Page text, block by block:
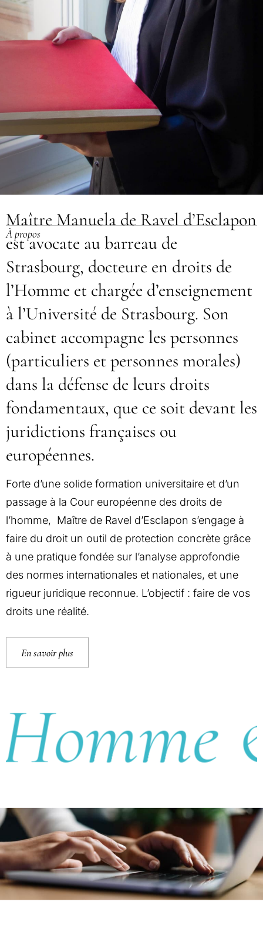
À propos
Maître Manuela de Ravel d’Esclapon
est avocate au barreau de
Strasbourg, docteure en droits de
l’Homme et chargée d’enseignement
à l’Université de Strasbourg. Son
cabinet accompagne les personnes
(particuliers et personnes morales)
dans la défense de leurs droits
fondamentaux, que ce soit devant les
juridictions françaises ou
européennes.
Forte d’une solide formation universitaire et d’un
passage à la Cour européenne des droits de
l’homme, Maître de Ravel d’Esclapon s’engage à
faire du droit un outil de protection concrète grâce
à une pratique fondée sur l’analyse approfondie
des normes internationales et nationales, et une
rigueur juridique reconnue. L’objectif : faire de vos
droits une réalité.
En savoir plus
&